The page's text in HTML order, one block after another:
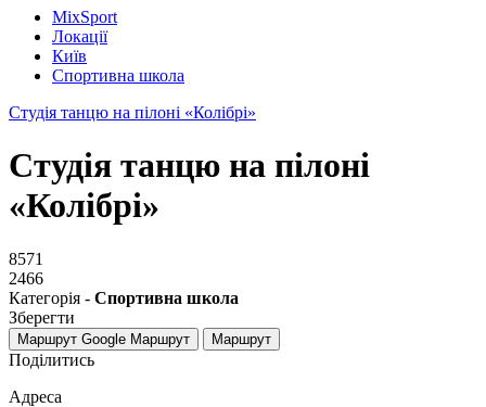
MixSport
Локації
Київ
Спортивна школа
Студія танцю на пілоні «Колібрі»
Студія танцю на пілоні
«Колібрі»
8571
2466
Категорія - Спортивна школа
Зберегти
Маршрут Google Маршрут Маршрут
Поділитись
Адреса